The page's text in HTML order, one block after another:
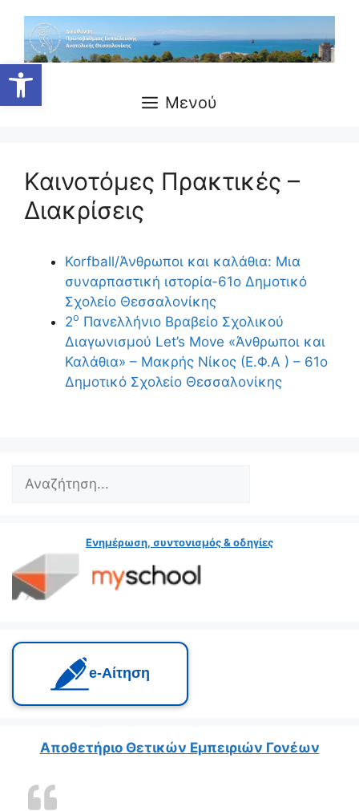
Ανοίξτε τη γραμμή εργαλείων
Μενού
Καινοτόμες Πρακτικές –
Διακρίσεις
Korfball/Άνθρωποι και καλάθια: Μια
συναρπαστική ιστορία-61ο Δημοτικό
Σχολείο Θεσσαλονίκης
2ο Πανελλήνιο Βραβείο Σχολικού
Διαγωνισμού Let’s Move «Άνθρωποι και
Καλάθια» – Μακρής Νίκος (Ε.Φ.Α ) – 61ο
Δημοτικό Σχολείο Θεσσαλονίκης
Ενημέρωση, συντονισμός & οδηγίες
e‑Αίτηση
Αποθετήριο Θετικών Εμπειριών Γονέων